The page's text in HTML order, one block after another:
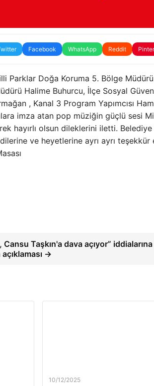
Facebook WhatsApp Reddit
Parklar Doğa Koruma 5. Bölge
Halime Buhurcu, İlçe Sosyal
, Kanal 3 Program Yapımcısı
imza atan pop müziğin güçlü sesi
hayırlı olsun dileklerini iletti. Belediye
ve heyetlerine ayrı ayrı teşekkür
Cansu Taşkın'a dava açıyor” iddialarına
→
10/12/2025